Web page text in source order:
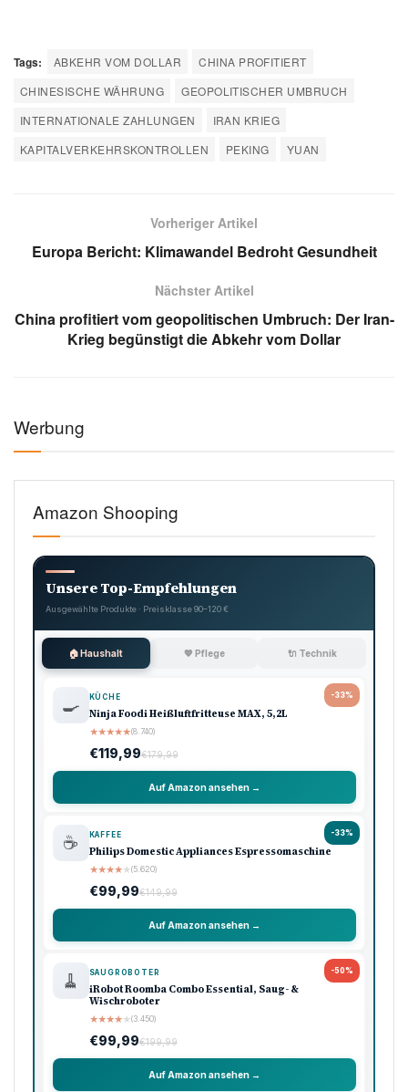
Tags: ABKEHR VOM DOLLAR
CHINA PROFITIERT
CHINESISCHE WÄHRUNG
GEOPOLITISCHER UMBRUCH
INTERNATIONALE ZAHLUNGEN
IRAN KRIEG
KAPITALVERKEHRSKONTROLLEN
PEKING YUAN
Vorheriger Artikel
Europa Bericht: Klimawandel Bedroht Gesundheit
Nächster Artikel
China profitiert vom geopolitischen Umbruch: Der Iran-
Krieg begünstigt die Abkehr vom Dollar
Werbung
Amazon Shooping
Unsere Top-Empfehlungen
Ausgewählte Produkte · Preisklasse 90–120 €
🏠 Haushalt 💖 Pflege 🔌 Technik
-33%
🍳 KÜCHE
Ninja Foodi Heißluftfritteuse MAX, 5,2L
★★★★★(8.740)
€119,99€179,99
Auf Amazon ansehen →
-33%
☕ KAFFEE
Philips Domestic Appliances Espressomaschine
★★★★★(5.620)
€99,99€149,99
Auf Amazon ansehen →
-50%
🧹 SAUGROBOTER
iRobot Roomba Combo Essential, Saug- &
Wischroboter
★★★★★(3.450)
€99,99€199,99
Auf Amazon ansehen →